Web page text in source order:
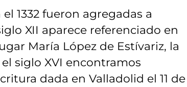
1332 fueron agregadas a
XII aparece referenciado en
María López de Estívariz, la
siglo XVI encontramos
dada en Valladolid el 11 de